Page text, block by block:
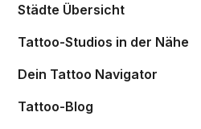
Städte Übersicht
Tattoo-Studios in der Nähe
Dein Tattoo Navigator
Tattoo-Blog